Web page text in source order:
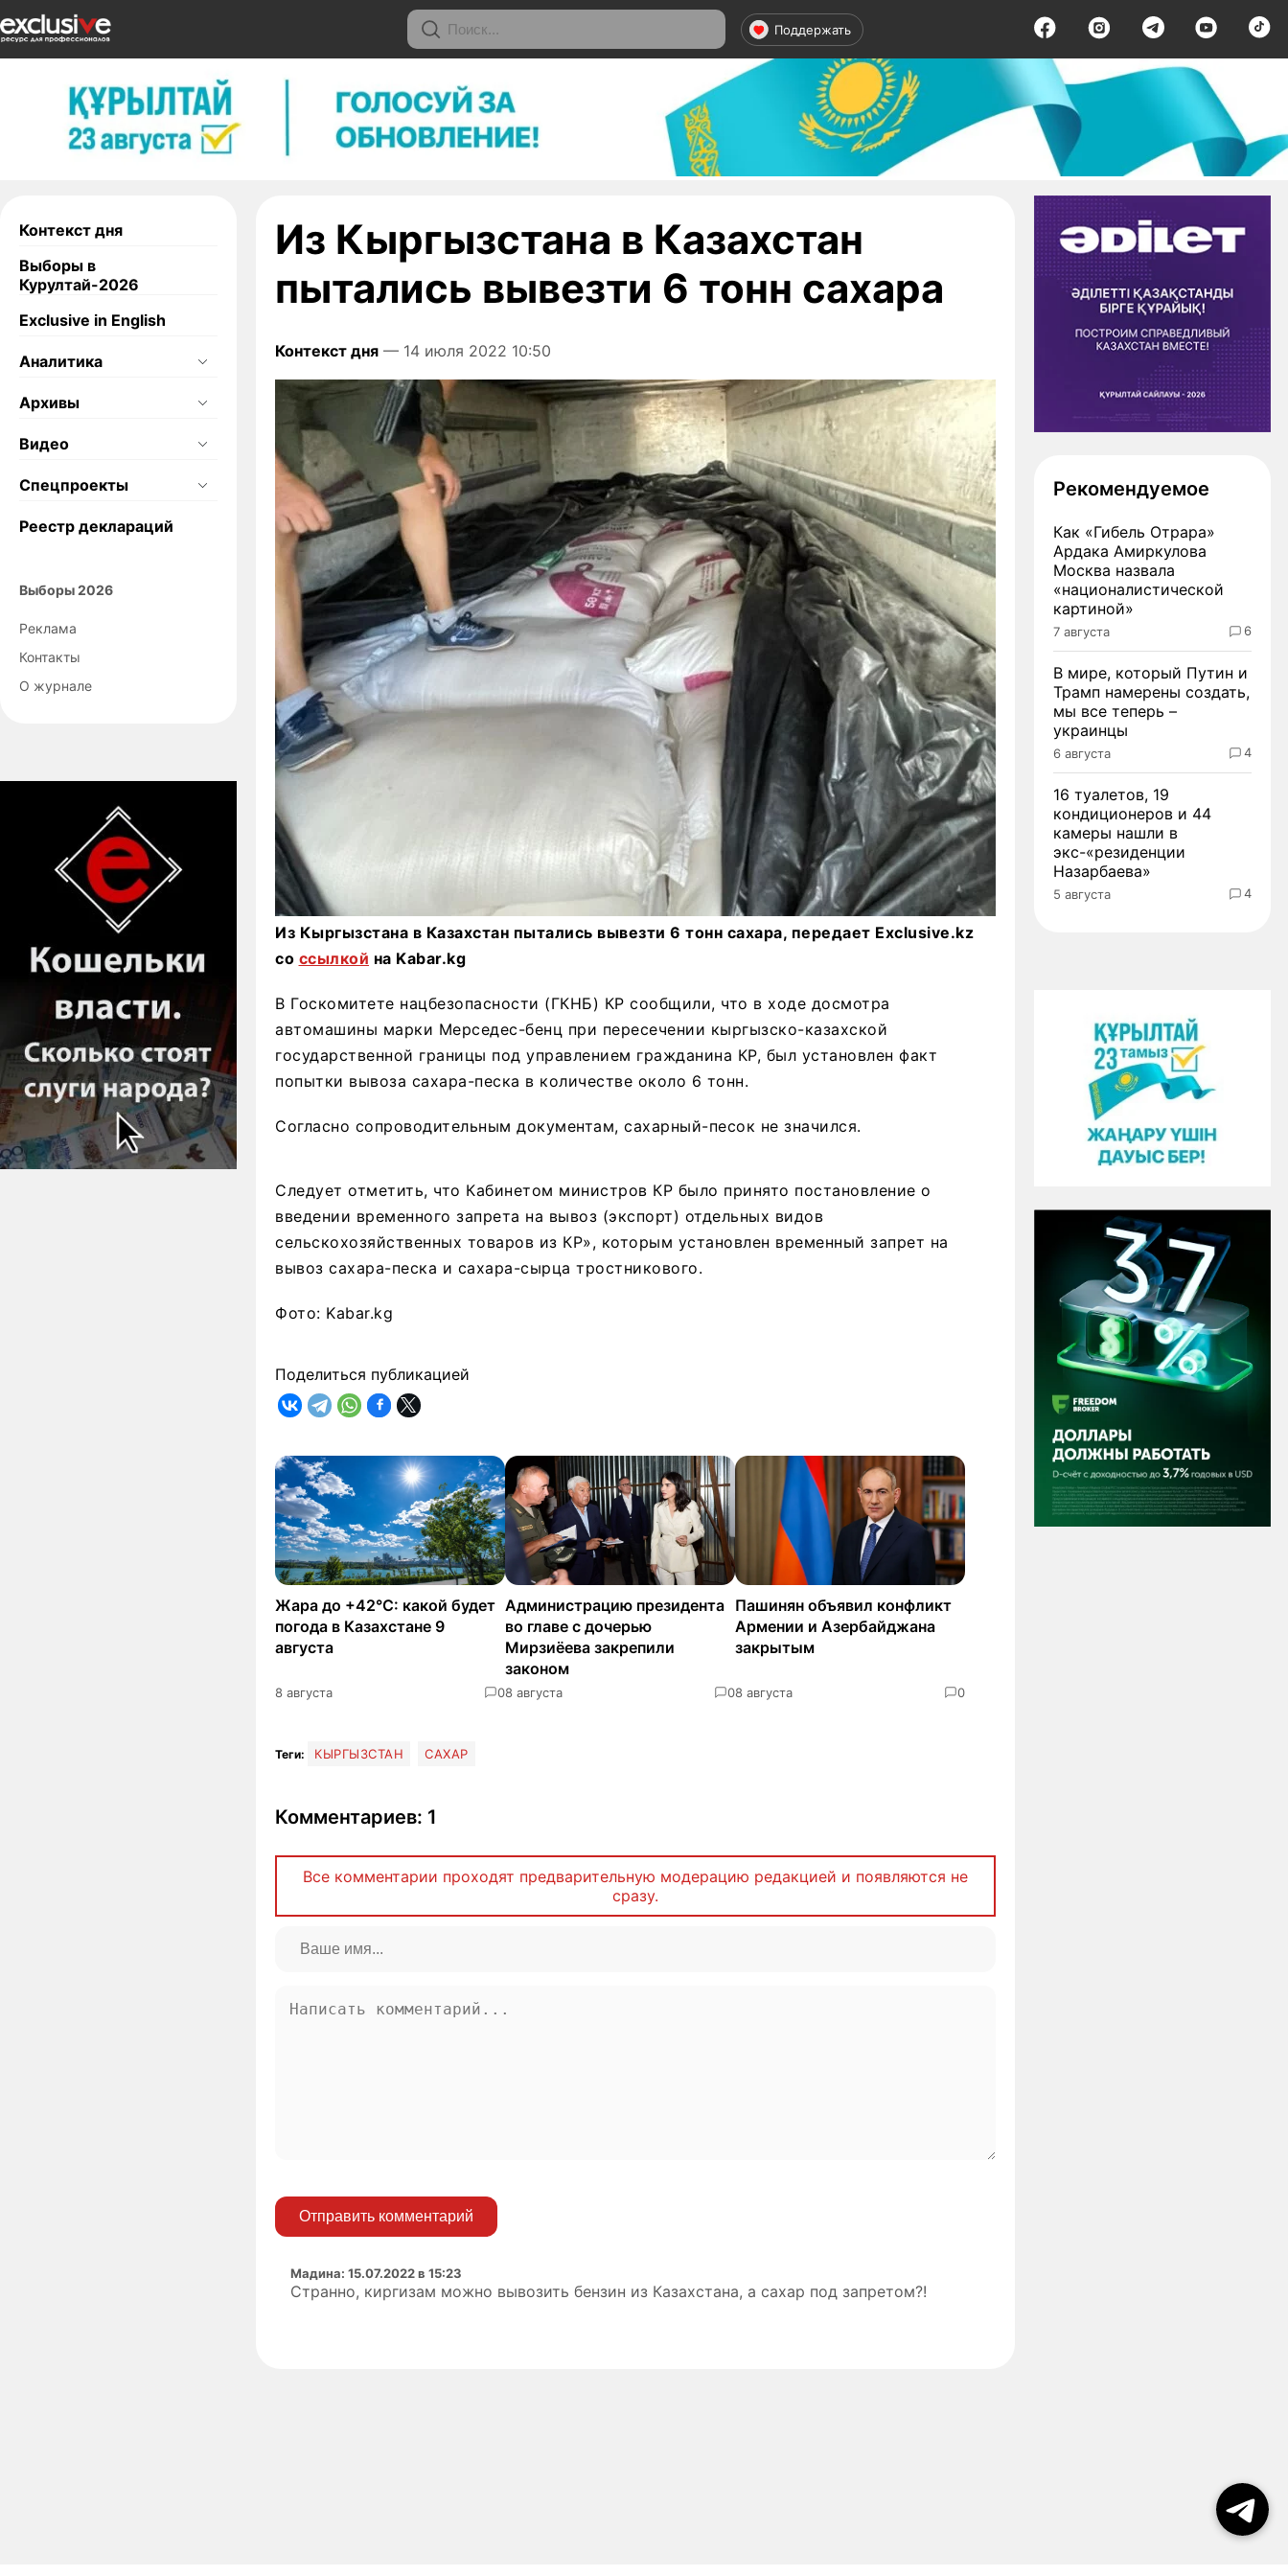
Поддержать
Контекст дня
Выборы в
Курултай-2026
Exclusive in English
Аналитика
Архивы
Видео
Спецпроекты
Реестр деклараций
Выборы 2026
Реклама
Контакты
О журнале
Из Кыргызстана в Казахстан
пытались вывезти 6 тонн сахара
Контекст дня — 14 июля 2022 10:50
Из Кыргызстана в Казахстан пытались вывезти 6 тонн сахара, передает Exclusive.kz
со ссылкой на Kabar.kg
В Госкомитете нацбезопасности (ГКНБ) КР сообщили, что в ходе досмотра
автомашины марки Мерседес-бенц при пересечении кыргызско-казахской
государственной границы под управлением гражданина КР, был установлен факт
попытки вывоза сахара-песка в количестве около 6 тонн.
Согласно сопроводительным документам, сахарный-песок не значился.
Следует отметить, что Кабинетом министров КР было принято постановление о
введении временного запрета на вывоз (экспорт) отдельных видов
сельскохозяйственных товаров из КР», которым установлен временный запрет на
вывоз сахара-песка и сахара-сырца тростникового.
Фото: Kabar.kg
Поделиться публикацией
Жара до +42°C: какой будет
погода в Казахстане 9
августа
8 августа 0
Администрацию президента
во главе с дочерью
Мирзиёева закрепили
законом
8 августа 0
Пашинян объявил конфликт
Армении и Азербайджана
закрытым
8 августа 0
Теги: КЫРГЫЗСТАН САХАР
Комментариев: 1
Все комментарии проходят предварительную модерацию редакцией и появляются не
сразу.
Отправить комментарий
Мадина: 15.07.2022 в 15:23
Странно, киргизам можно вывозить бензин из Казахстана, а сахар под запретом?!
Рекомендуемое
Как «Гибель Отрара»
Ардака Амиркулова
Москва назвала
«националистической
картиной»
7 августа 6
В мире, который Путин и
Трамп намерены создать,
мы все теперь –
украинцы
6 августа 4
16 туалетов, 19
кондиционеров и 44
камеры нашли в
экс-«резиденции
Назарбаева»
5 августа 4